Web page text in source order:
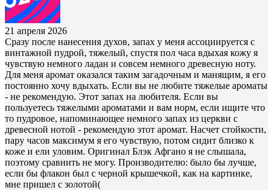
21 апреля 2026
Сразу после нанесения духов, запах у меня ассоциируется с
винтажной пудрой, тяжелый, спустя пол часа вдыхая кожу я
чувствую немного ладан и совсем немного древесную ноту.
Для меня аромат оказался таким загадочным и манящим, я его
постоянно хочу вдыхать. Если вы не любите тяжелые ароматы
- не рекомендую. Этот запах на любителя. Если вы
пользуетесь тяжелыми ароматами и вам норм, если ищите что
то пудровое, напоминающее немного запах из церкви с
древесной нотой - рекомендую этот аромат. Насчет стойкости,
пару часов максимум я его чувствую, потом сидит близко к
коже и ели уловим. Оригинал Блэк Афгано я не слышала,
поэтому сравнить не могу. Производителю: было бы лучше,
если бы флакон был с черной крышечкой, как на картинке,
мне пришел с золотой(